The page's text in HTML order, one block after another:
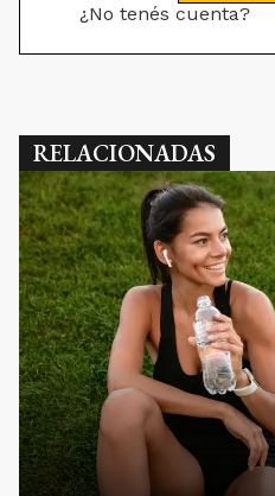
¿No tenés cuenta?
RELACIONADAS